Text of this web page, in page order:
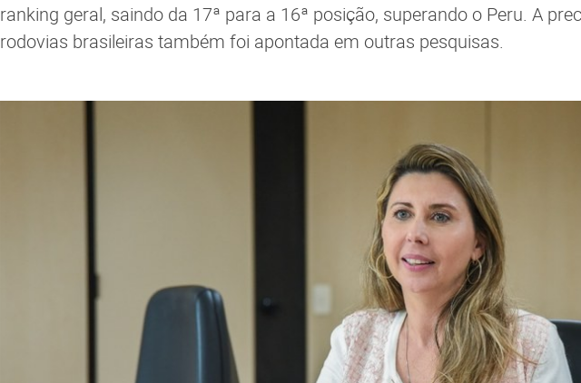
ranking geral, saindo da 17ª para a 16ª posição, superando o Peru. A
rodovias brasileiras também foi apontada em outras pesquisas.